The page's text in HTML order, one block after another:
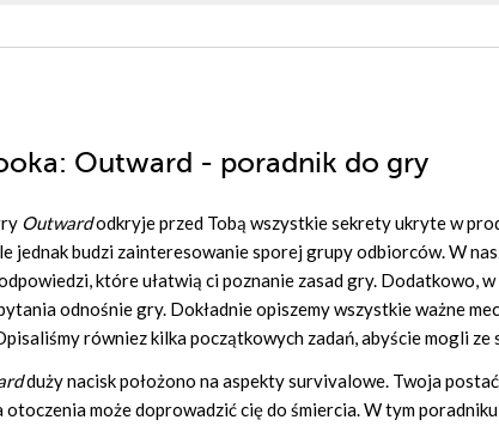
: Outward - poradnik do gry
Outwardodkryje przed Tobą wszystkie sekrety ukryte w
jednak budzi zainteresowanie sporej grupy odbiorców. W
które ułatwią ci poznanie zasad gry. Dodatkowo,
odnośnie gry. Dokładnie opiszemy wszystkie ważne
równiez kilka początkowych zadań, abyście mogli ze
duży nacisk położono na aspekty survivalowe. Twoja
może doprowadzić cię do śmiercia. W tym